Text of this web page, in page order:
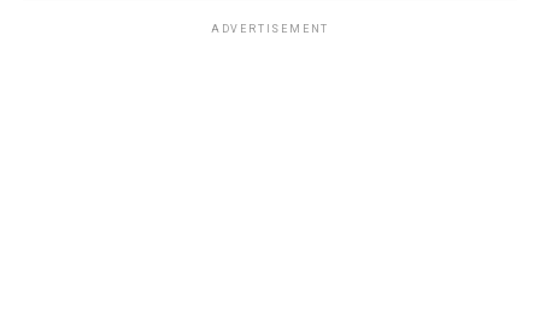
Konjički klub “Krajišnik” –50.000 KM
ADVERTISEMENT